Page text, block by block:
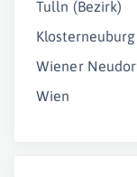
Tulln (Bezirk)
Klosterneuburg
Wiener
Wien